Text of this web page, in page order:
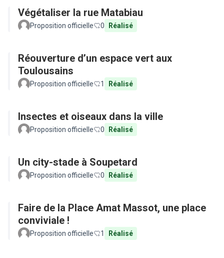
Végétaliser la rue Matabiau
Proposition officielle 0 Réalisé
Réouverture d’un espace vert aux
Toulousains
Proposition officielle 1 Réalisé
Insectes et oiseaux dans la ville
Proposition officielle 0 Réalisé
Un city-stade à Soupetard
Proposition officielle 0 Réalisé
Faire de la Place Amat Massot, une place
conviviale !
Proposition officielle 1 Réalisé